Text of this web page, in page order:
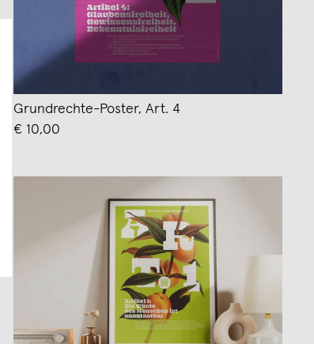
Grundrechte-Poster, Art. 4
€ 10,00